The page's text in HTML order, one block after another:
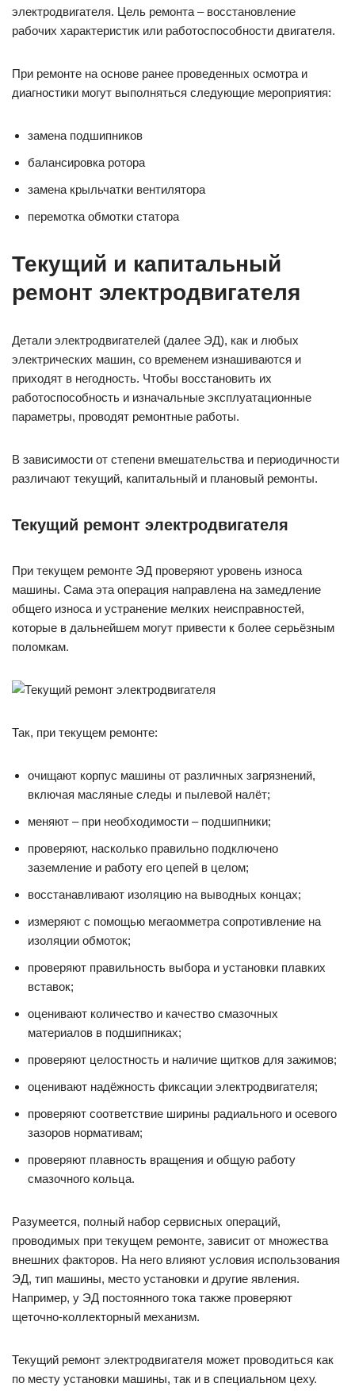
электродвигателя. Цель ремонта – восстановление
рабочих характеристик или работоспособности двигателя.
При ремонте на основе ранее проведенных осмотра и
диагностики могут выполняться следующие мероприятия:
замена подшипников
балансировка ротора
замена крыльчатки вентилятора
перемотка обмотки статора
Текущий и капитальный
ремонт электродвигателя
Детали электродвигателей (далее ЭД), как и любых
электрических машин, со временем изнашиваются и
приходят в негодность. Чтобы восстановить их
работоспособность и изначальные эксплуатационные
параметры, проводят ремонтные работы.
В зависимости от степени вмешательства и периодичности
различают текущий, капитальный и плановый ремонты.
Текущий ремонт электродвигателя
При текущем ремонте ЭД проверяют уровень износа
машины. Сама эта операция направлена на замедление
общего износа и устранение мелких неисправностей,
которые в дальнейшем могут привести к более серьёзным
поломкам.
Так, при текущем ремонте:
очищают корпус машины от различных загрязнений,
включая масляные следы и пылевой налёт;
меняют – при необходимости – подшипники;
проверяют, насколько правильно подключено
заземление и работу его цепей в целом;
восстанавливают изоляцию на выводных концах;
измеряют с помощью мегаомметра сопротивление на
изоляции обмоток;
проверяют правильность выбора и установки плавких
вставок;
оценивают количество и качество смазочных
материалов в подшипниках;
проверяют целостность и наличие щитков для зажимов;
оценивают надёжность фиксации электродвигателя;
проверяют соответствие ширины радиального и осевого
зазоров нормативам;
проверяют плавность вращения и общую работу
смазочного кольца.
Разумеется, полный набор сервисных операций,
проводимых при текущем ремонте, зависит от множества
внешних факторов. На него влияют условия использования
ЭД, тип машины, место установки и другие явления.
Например, у ЭД постоянного тока также проверяют
щеточно-коллекторный механизм.
Текущий ремонт электродвигателя может проводиться как
по месту установки машины, так и в специальном цеху.